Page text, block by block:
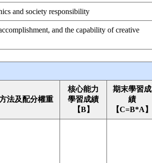
and society responsibility
and the capability of creative
法及配分權重
核心能力
學習成績
【B】
期末學習成
績
【C=B*A】